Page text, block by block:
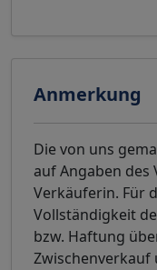
Anmerkung
Die von uns
auf Angaben des
Verkäuferin. Für
Vollständigkeit
bzw. Haftung